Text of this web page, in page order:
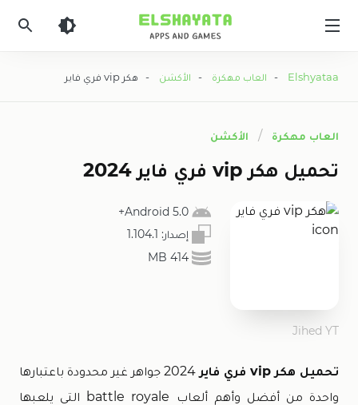
Elshyataa
- العاب مهكرة - الأكشن - هكر vip فري فاير
العاب مهكرة الأكشن
تحميل هكر vip فري فاير 2024
5.0 Android+
إصدار: 1.104.1
414 MB
Jihed YT
تحميل هكر vip فري فاير
2024 جواهر غير محدودة باعتبارها
واحدة من أفضل وأهم ألعاب battle royale التي يلعبها